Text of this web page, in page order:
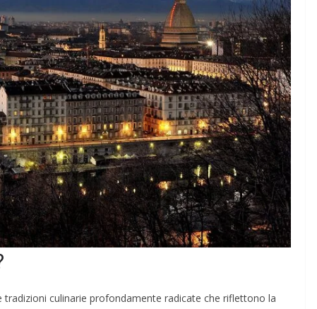
culinarie profondamente radicate che riflettono la